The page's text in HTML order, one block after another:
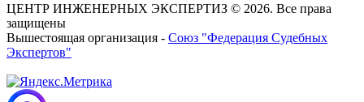
ЦЕНТР ИНЖЕНЕРНЫХ ЭКСПЕРТИЗ © 2026. Все права
защищены
Вышестоящая организация - Союз "Федерация Судебных
Экспертов"